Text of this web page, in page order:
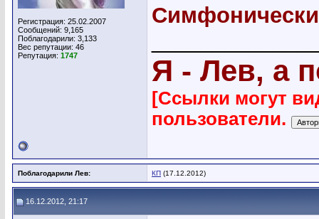
Регистрация: 25.02.2007
Сообщений: 9,165
Поблагодарили: 3,133
Вес репутации: 46
Репутация: 1747 Я - Лев, а
[Ссылки могут
пользователи.
Поблагодарили Лев: КП (17.12.2012)
16.12.2012, 21:17